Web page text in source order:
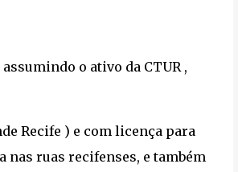
o ativo da CTUR ,
Recife ) e com licença para
ruas recifenses, e também